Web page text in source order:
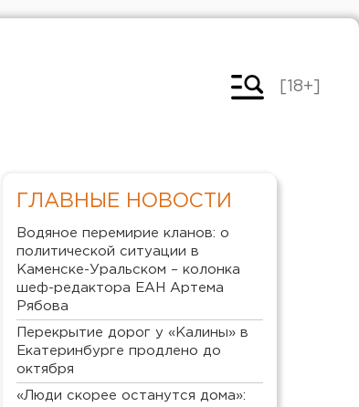
[18+]
ГЛАВНЫЕ НОВОСТИ
Водяное перемирие кланов: о
политической ситуации в
Каменске-Уральском – колонка
шеф-редактора ЕАН Артема
Рябова
Перекрытие дорог у «Калины» в
Екатеринбурге продлено до
октября
«Люди скорее останутся дома»: